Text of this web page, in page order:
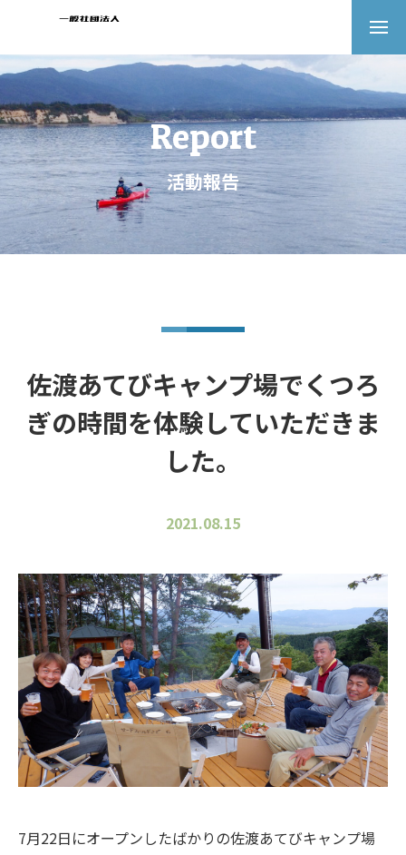
Report
活動報告
佐渡あてびキャンプ場でくつろ
ぎの時間を体験していただきま
した。
2021.08.15
7月22日にオープンしたばかりの佐渡あてびキャンプ場